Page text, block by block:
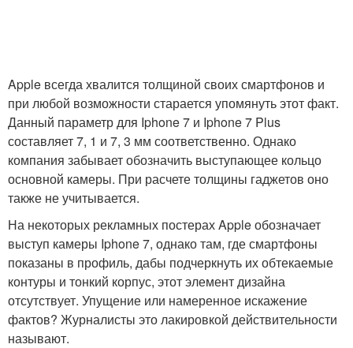
Apple всегда хвалится толщиной своих смартфонов и
при любой возможности старается упомянуть этот факт.
Данный параметр для Iphone 7 и Iphone 7 Plus
составляет 7, 1 и 7, 3 мм соответственно. Однако
компания забывает обозначить выступающее кольцо
основной камеры. При расчете толщины гаджетов оно
также не учитывается.
На некоторых рекламных постерах Apple обозначает
выступ камеры Iphone 7, однако там, где смартфоны
показаны в профиль, дабы подчеркнуть их обтекаемые
контуры и тонкий корпус, этот элемент дизайна
отсутствует. Упущение или намеренное искажение
фактов? Журналисты это лакировкой действительности
называют.